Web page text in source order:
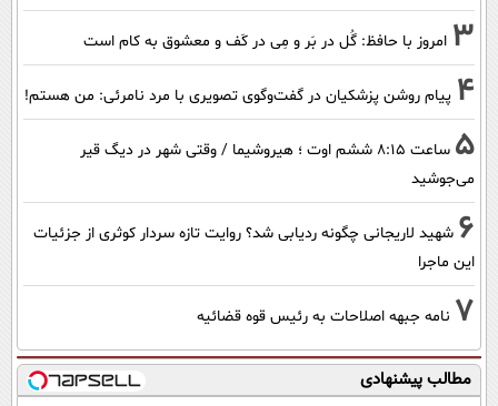
3 امروز با حافظ: گُل در بَر و مِی در کَف و معشوق به کام است
4 پیام روشن پزشکیان در گفت‌و‌گوی تصویری با مرد نامرئی: من هستم!
5
ساعت ۸:۱۵ ششم اوت ؛ هیروشیما / وقتی شهر در دیگ قیر
می‌جوشید
6 شهید لاریجانی چگونه ردیابی شد؟ روایت تازه سردار کوثری از جزئیات
این ماجرا
7 نامه جبهه اصلاحات به رئیس قوه قضائیه
مطالب پیشنهادی